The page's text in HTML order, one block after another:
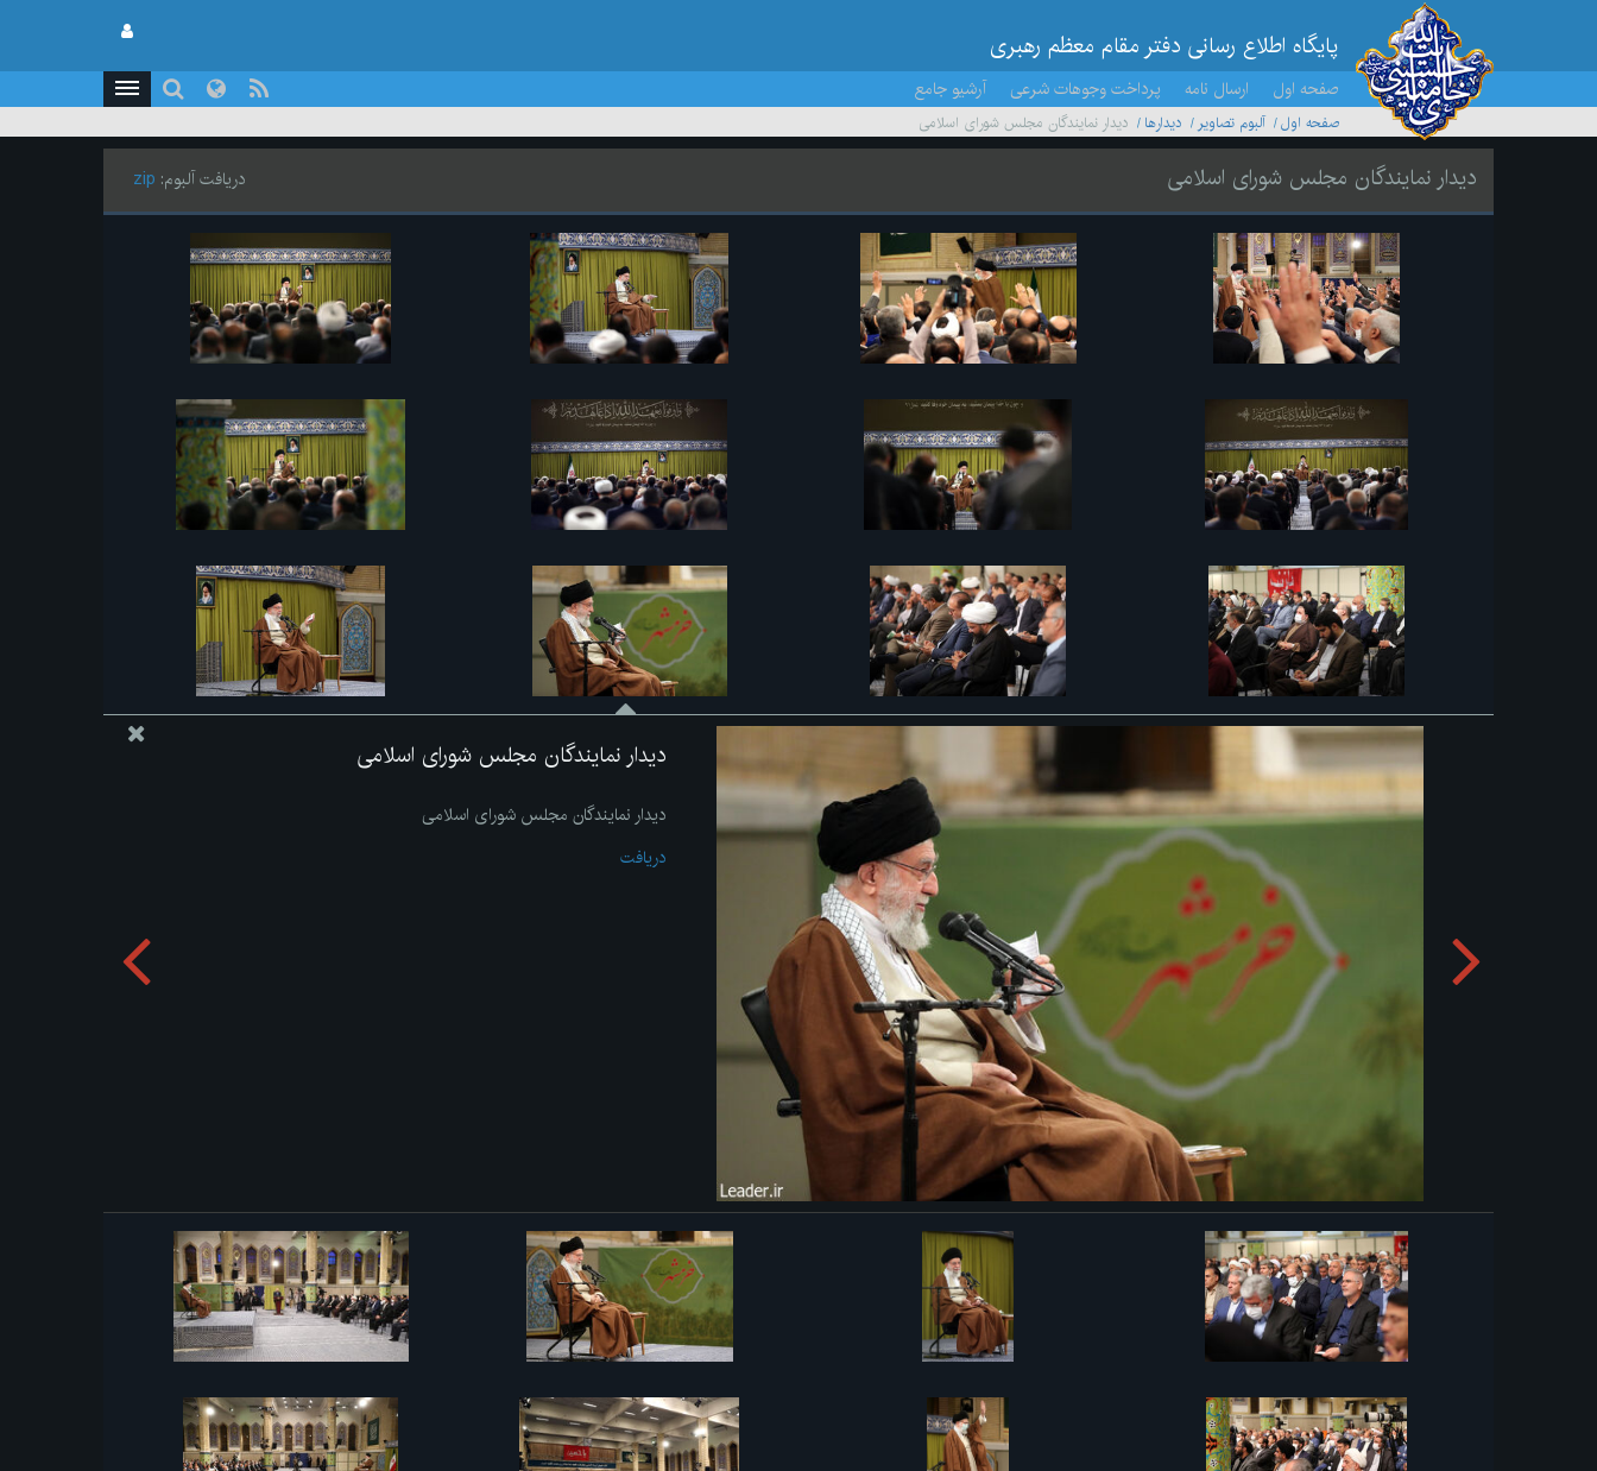
پایگاه اطلاع رسانی دفتر مقام معظم رهبری
صفحه اول ارسال نامه پرداخت وجوهات شرعی آرشیو جامع
صفحه اول آلبوم تصاویر ديدارها دیدار نمایندگان مجلس شورای اسلامی
دیدار نمایندگان مجلس شورای اسلامی دریافت آلبوم: zip
دیدار نمایندگان مجلس شورای اسلامی
دیدار نمایندگان مجلس شورای اسلامی
دریافت